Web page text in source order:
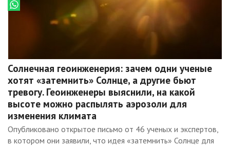
Солнечная геоинженерия: зачем одни ученые
хотят «затемнить» Солнце, а другие бьют
тревогу. Геоинженеры выяснили, на какой
высоте можно распылять аэрозоли для
изменения климата
Опубликовано открытое письмо от 46 ученых и экспертов,
в котором они заявили, что идея «затемнить» Солнце для